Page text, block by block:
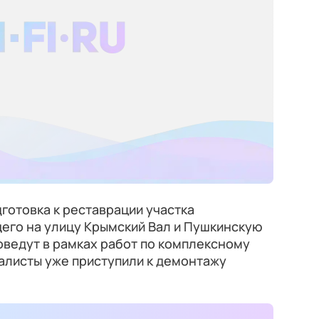
к реставрации участка
на улицу Крымский Вал и Пушкинскую
в рамках работ по комплексному
уже приступили к демонтажу